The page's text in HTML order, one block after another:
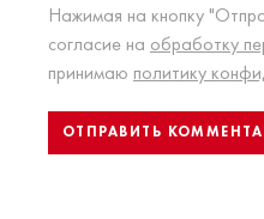
Нажимая на кнопку
согласие на обработку
принимаю политику